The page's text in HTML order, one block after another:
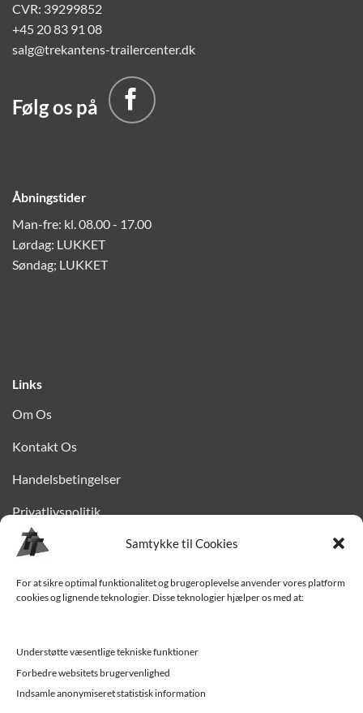
Samtykke til Cookies
For at sikre optimal funktionalitet og brugeroplevelse anvender vores platform
cookies og lignende teknologier. Disse teknologier hjælper os med at:
Understøtte væsentlige tekniske funktioner
Forbedre websitets brugervenlighed
Indsamle anonymiseret statistisk information
CVR: 39299852
+45 20 83 91 08
salg@trekantens-trailercenter.dk
Følg os på
Åbningstider
Man-fre: kl. 08.00 - 17.00
Lørdag: LUKKET
Søndag; LUKKET
Links
Om Os
Kontakt Os
Handelsbetingelser
Privatlivspolitik
Finansiering
Levering til Sjælland
Værksted